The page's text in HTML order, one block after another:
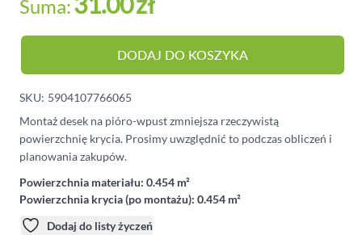
Suma:
DODAJ DO KOSZYKA
SKU: 5904107766065
Montaż desek na pióro-wpust zmniejsza rzeczywistą
powierzchnię krycia. Prosimy uwzględnić to podczas obliczeń i
planowania zakupów.
Powierzchnia materiału: 0.454 m²
Powierzchnia krycia (po montażu): 0.454 m²
Dodaj do listy życzeń